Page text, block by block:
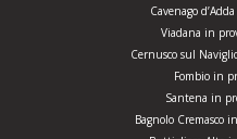
Cavenago
Viadana in
Cernusco sul
Fombio in
Santena in
Bagnolo Cremasco